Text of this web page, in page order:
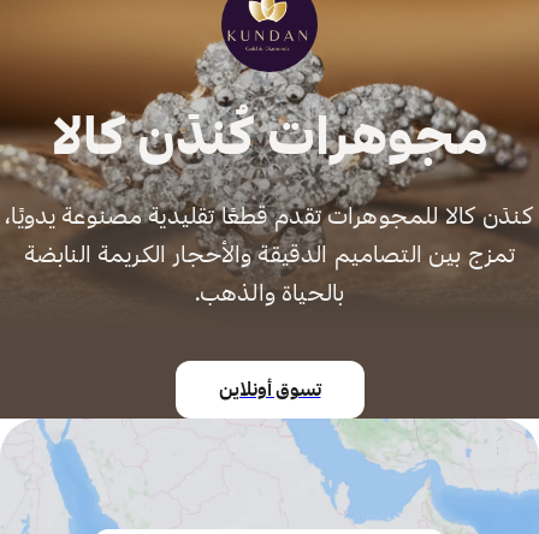
مجوهرات كُندَن كالا
كندَن كالا للمجوهرات تقدم قطعًا تقليدية مصنوعة يدويًا،
تمزج بين التصاميم الدقيقة والأحجار الكريمة النابضة
بالحياة والذهب.
تسوق أونلاين